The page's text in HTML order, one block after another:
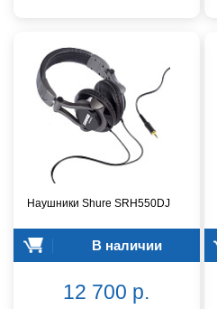
Наушники Shure SRH550DJ
В наличии
12 700 р.